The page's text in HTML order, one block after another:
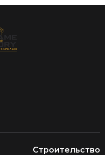
Строительство